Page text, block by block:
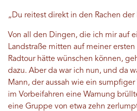
„Du reitest direkt in den Rachen der
Von all den Dingen, die ich mir auf
Landstraße mitten auf meiner
Radtour hätte wünschen können,
dazu. Aber da war ich nun, und da
Mann, der aussah wie ein
im Vorbeifahren eine Warnung
eine Gruppe von etwa zehn